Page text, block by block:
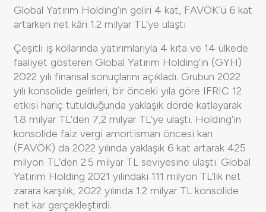
Global Yatırım Holding’in geliri 4 kat, FAVÖK`ü 6 kat
artarken net kârı 1.2 milyar TL’ye ulaştı
Çeşitli iş kollarında yatırımlarıyla 4 kıta ve 14 ülkede
faaliyet gösteren Global Yatırım Holding’in (GYH)
2022 yılı finansal sonuçlarını açıkladı. Grubun 2022
yılı konsolide gelirleri, bir önceki yıla göre IFRIC 12
etkisi hariç tutulduğunda yaklaşık dörde katlayarak
1.8 milyar TL’den 7,2 milyar TL’ye ulaştı. Holding’in
konsolide faiz vergi amortisman öncesi karı
(FAVÖK) da 2022 yılında yaklaşık 6 kat artarak 425
milyon TL’den 2.5 milyar TL seviyesine ulaştı. Global
Yatırım Holding 2021 yılındaki 111 milyon TL’lik net
zarara karşılık, 2022 yılında 1.2 milyar TL konsolide
net kar gerçekleştirdi.